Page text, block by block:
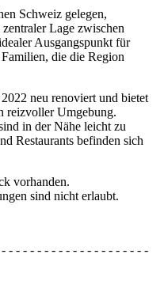
Schweiz gelegen,
Lage zwischen
Ausgangspunkt für
die die Region
neu renoviert und bietet
reizvoller Umgebung.
in der Nähe leicht zu
Restaurants befinden sich
vorhanden.
sind nicht erlaubt.
- - - - - - - - - - - - - - - - - - - -